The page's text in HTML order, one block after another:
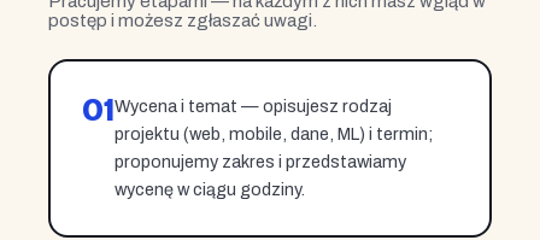
postęp i możesz zgłaszać uwagi.
01Wycena i temat — opisujesz rodzaj
projektu (web, mobile, dane, ML) i termin;
proponujemy zakres i przedstawiamy
wycenę w ciągu godziny.